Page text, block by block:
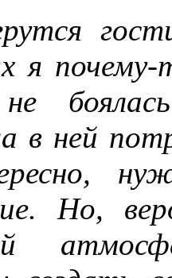
я
не
в ней
Но,